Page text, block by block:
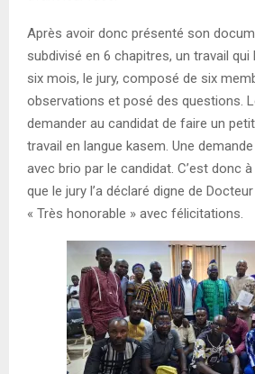
Après avoir donc présenté son
subdivisé en 6 chapitres, un travail qui
six mois, le jury, composé de six
observations et posé des questions.
demander au candidat de faire un
travail en langue kasem. Une
avec brio par le candidat. C’est donc
que le jury l’a déclaré digne de
« Très honorable » avec félicitations.